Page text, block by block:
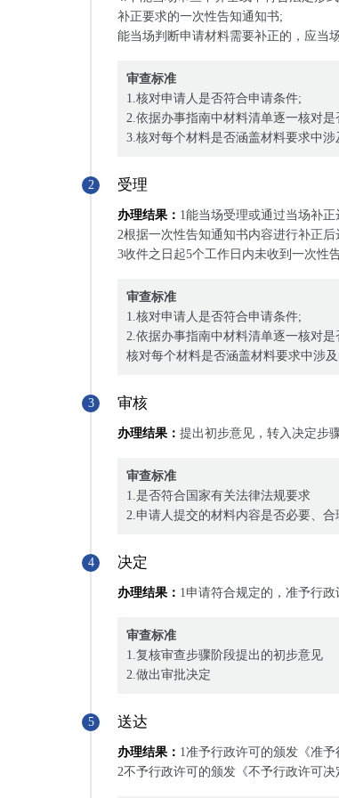
补正要求的一次性告知通知书;
能当场判断申请材料需要补正的，应当
审查标准
1.核对申请人是否符合申请条件;
2.依据办事指南中材料清单逐一核对是
3.核对每个材料是否涵盖材料要求中
2 受理
办理结果： 1能当场受理或通过当场补
2根据一次性告知通知书内容进行补正
3收件之日起5个工作日内未收到一次性
审查标准
1.核对申请人是否符合申请条件;
2.依据办事指南中材料清单逐一核对是
核对每个材料是否涵盖材料要求中涉及
3 审核
办理结果： 提出初步意见，转入决定步骤
审查标准
1.是否符合国家有关法律法规要求
2.申请人提交的材料内容是否必要、合
4 决定
办理结果： 1申请符合规定的，准予行
审查标准
1.复核审查步骤阶段提出的初步意见
2.做出审批决定
5 送达
办理结果： 1准予行政许可的颁发《准予
2不予行政许可的颁发《不予行政许可决